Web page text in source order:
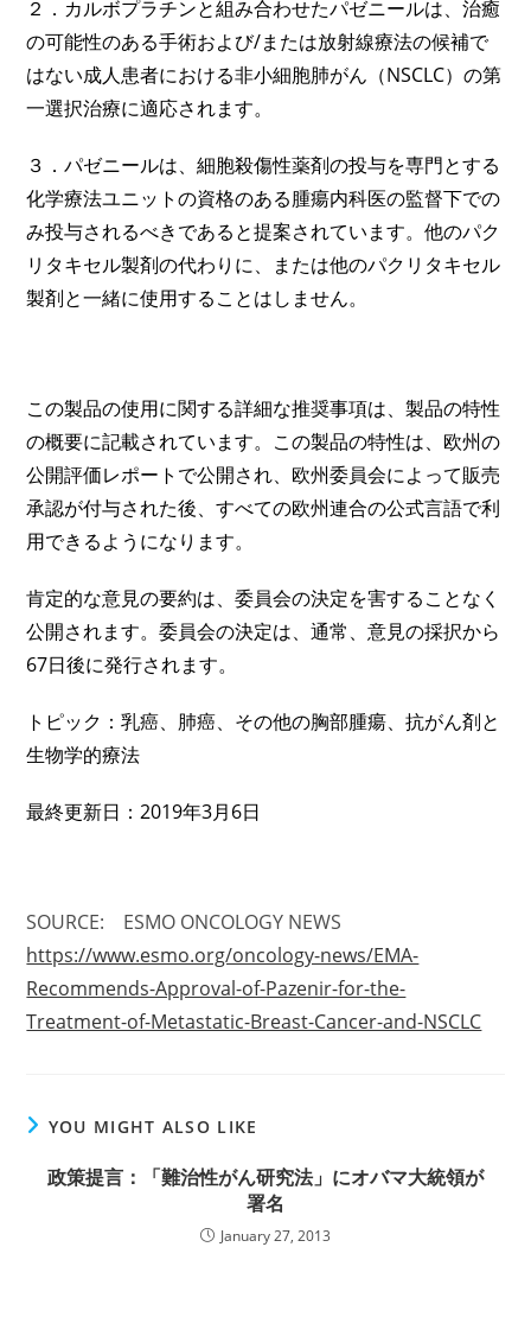
２．カルボプラチンと組み合わせたパゼニールは、治癒
の可能性のある手術および/または放射線療法の候補で
はない成人患者における非小細胞肺がん（NSCLC）の第
一選択治療に適応されます。
３．パゼニールは、細胞殺傷性薬剤の投与を専門とする
化学療法ユニットの資格のある腫瘍内科医の監督下での
み投与されるべきであると提案されています。他のパク
リタキセル製剤の代わりに、または他のパクリタキセル
製剤と一緒に使用することはしません。
この製品の使用に関する詳細な推奨事項は、製品の特性
の概要に記載されています。この製品の特性は、欧州の
公開評価レポートで公開され、欧州委員会によって販売
承認が付与された後、すべての欧州連合の公式言語で利
用できるようになります。
肯定的な意見の要約は、委員会の決定を害することなく
公開されます。委員会の決定は、通常、意見の採択から
67日後に発行されます。
トピック：乳癌、肺癌、その他の胸部腫瘍、抗がん剤と
生物学的療法
最終更新日：2019年3月6日
SOURCE: ESMO ONCOLOGY NEWS
https://www.esmo.org/oncology-news/EMA-
Recommends-Approval-of-Pazenir-for-the-
Treatment-of-Metastatic-Breast-Cancer-and-NSCLC
YOU MIGHT ALSO LIKE
政策提言：「難治性がん研究法」にオバマ大統領が
署名
January 27, 2013